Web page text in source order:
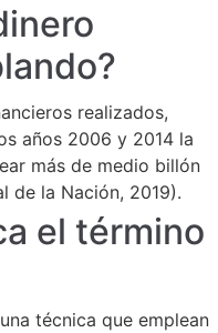
realizados,
años 2006 y 2014 la
más de medio billón
de la Nación, 2019).
el término
técnica que emplean